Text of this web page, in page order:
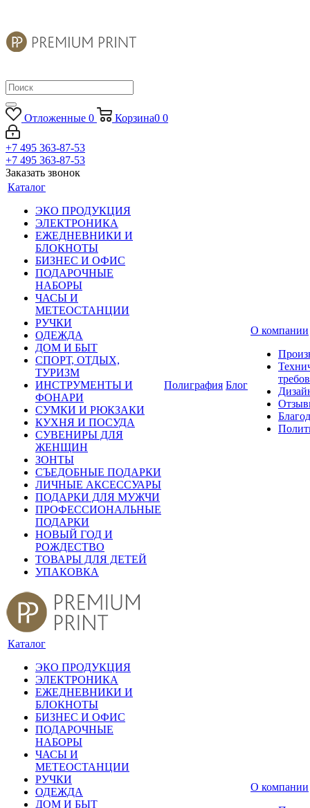
Отложенные 0 Корзина0 0
+7 495 363-87-53
+7 495 363-87-53
Заказать звонок
Каталог
ЭКО ПРОДУКЦИЯ
ЭЛЕКТРОНИКА
ЕЖЕДНЕВНИКИ И
БЛОКНОТЫ
БИЗНЕС И ОФИС
ПОДАРОЧНЫЕ
НАБОРЫ
ЧАСЫ И
МЕТЕОСТАНЦИИ
РУЧКИ
ОДЕЖДА
ДОМ И БЫТ
СПОРТ, ОТДЫХ,
ТУРИЗМ
ИНСТРУМЕНТЫ И
ФОНАРИ
СУМКИ И РЮКЗАКИ
КУХНЯ И ПОСУДА
СУВЕНИРЫ ДЛЯ
ЖЕНЩИН
ЗОНТЫ
СЪЕДОБНЫЕ ПОДАРКИ
ЛИЧНЫЕ АКСЕССУАРЫ
ПОДАРКИ ДЛЯ МУЖЧИ
ПРОФЕССИОНАЛЬНЫЕ
ПОДАРКИ
НОВЫЙ ГОД И
РОЖДЕСТВО
ТОВАРЫ ДЛЯ ДЕТЕЙ
УПАКОВКА
Полиграфия Блог
О компании
Каталог
ЭКО ПРОДУКЦИЯ
ЭЛЕКТРОНИКА
ЕЖЕДНЕВНИКИ И
БЛОКНОТЫ
БИЗНЕС И ОФИС
ПОДАРОЧНЫЕ
НАБОРЫ
ЧАСЫ И
МЕТЕОСТАНЦИИ
РУЧКИ
ОДЕЖДА
ДОМ И БЫТ
О компании